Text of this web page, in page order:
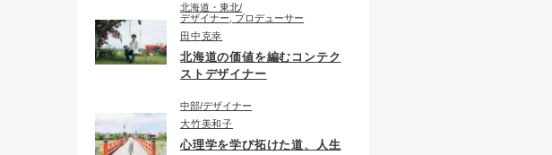
北海道・東北
デザイナー, プロデューサー
田中克幸
北海道の価値を編むコンテク
ストデザイナー
中部 デザイナー
大竹美和子
心理学を学び拓けた道、人生